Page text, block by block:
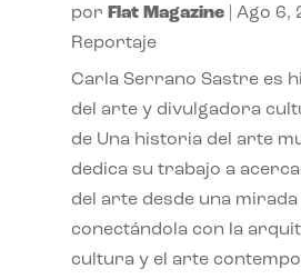
por Flat Magazine| Ago 6,
Reportaje
Carla Serrano Sastre es
del arte y divulgadora
de Una historia del arte
dedica su trabajo a
del arte desde una mirada
conectándola con la
cultura y el arte